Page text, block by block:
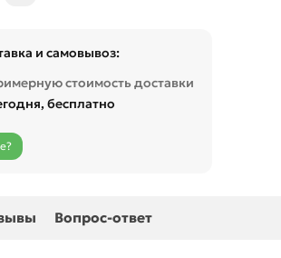
и самовывоз:
стоимость доставки
бесплатно
Вопрос-ответ